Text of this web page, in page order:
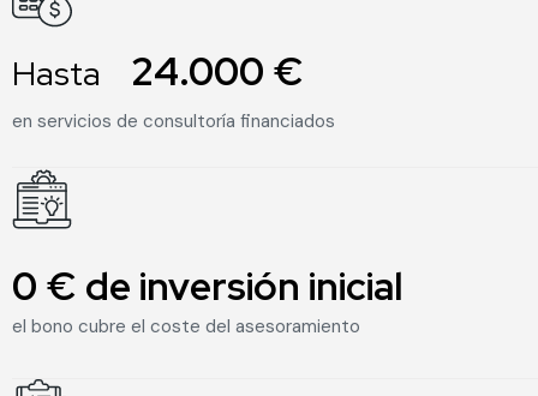
Hasta 24.000 €
en servicios de consultoría financiados
0 € de inversión inicial
el bono cubre el coste del asesoramiento